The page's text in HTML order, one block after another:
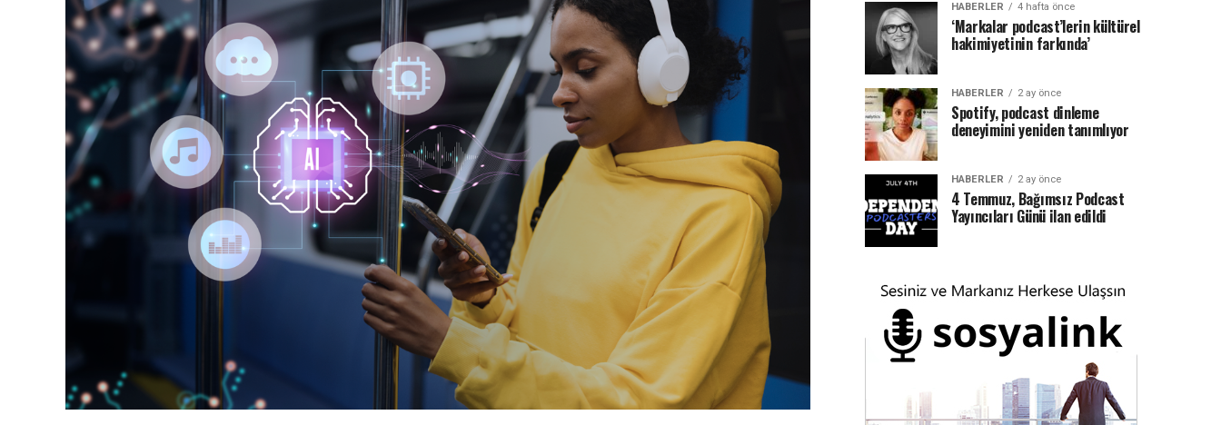
HABERLER 4 hafta önce
‘Markalar podcast’lerin kültürel
hakimiyetinin farkında’
HABERLER 2 ay önce
Spotify, podcast dinleme
deneyimini yeniden tanımlıyor
HABERLER 2 ay önce
4 Temmuz, Bağımsız Podcast
Yayıncıları Günü ilan edildi